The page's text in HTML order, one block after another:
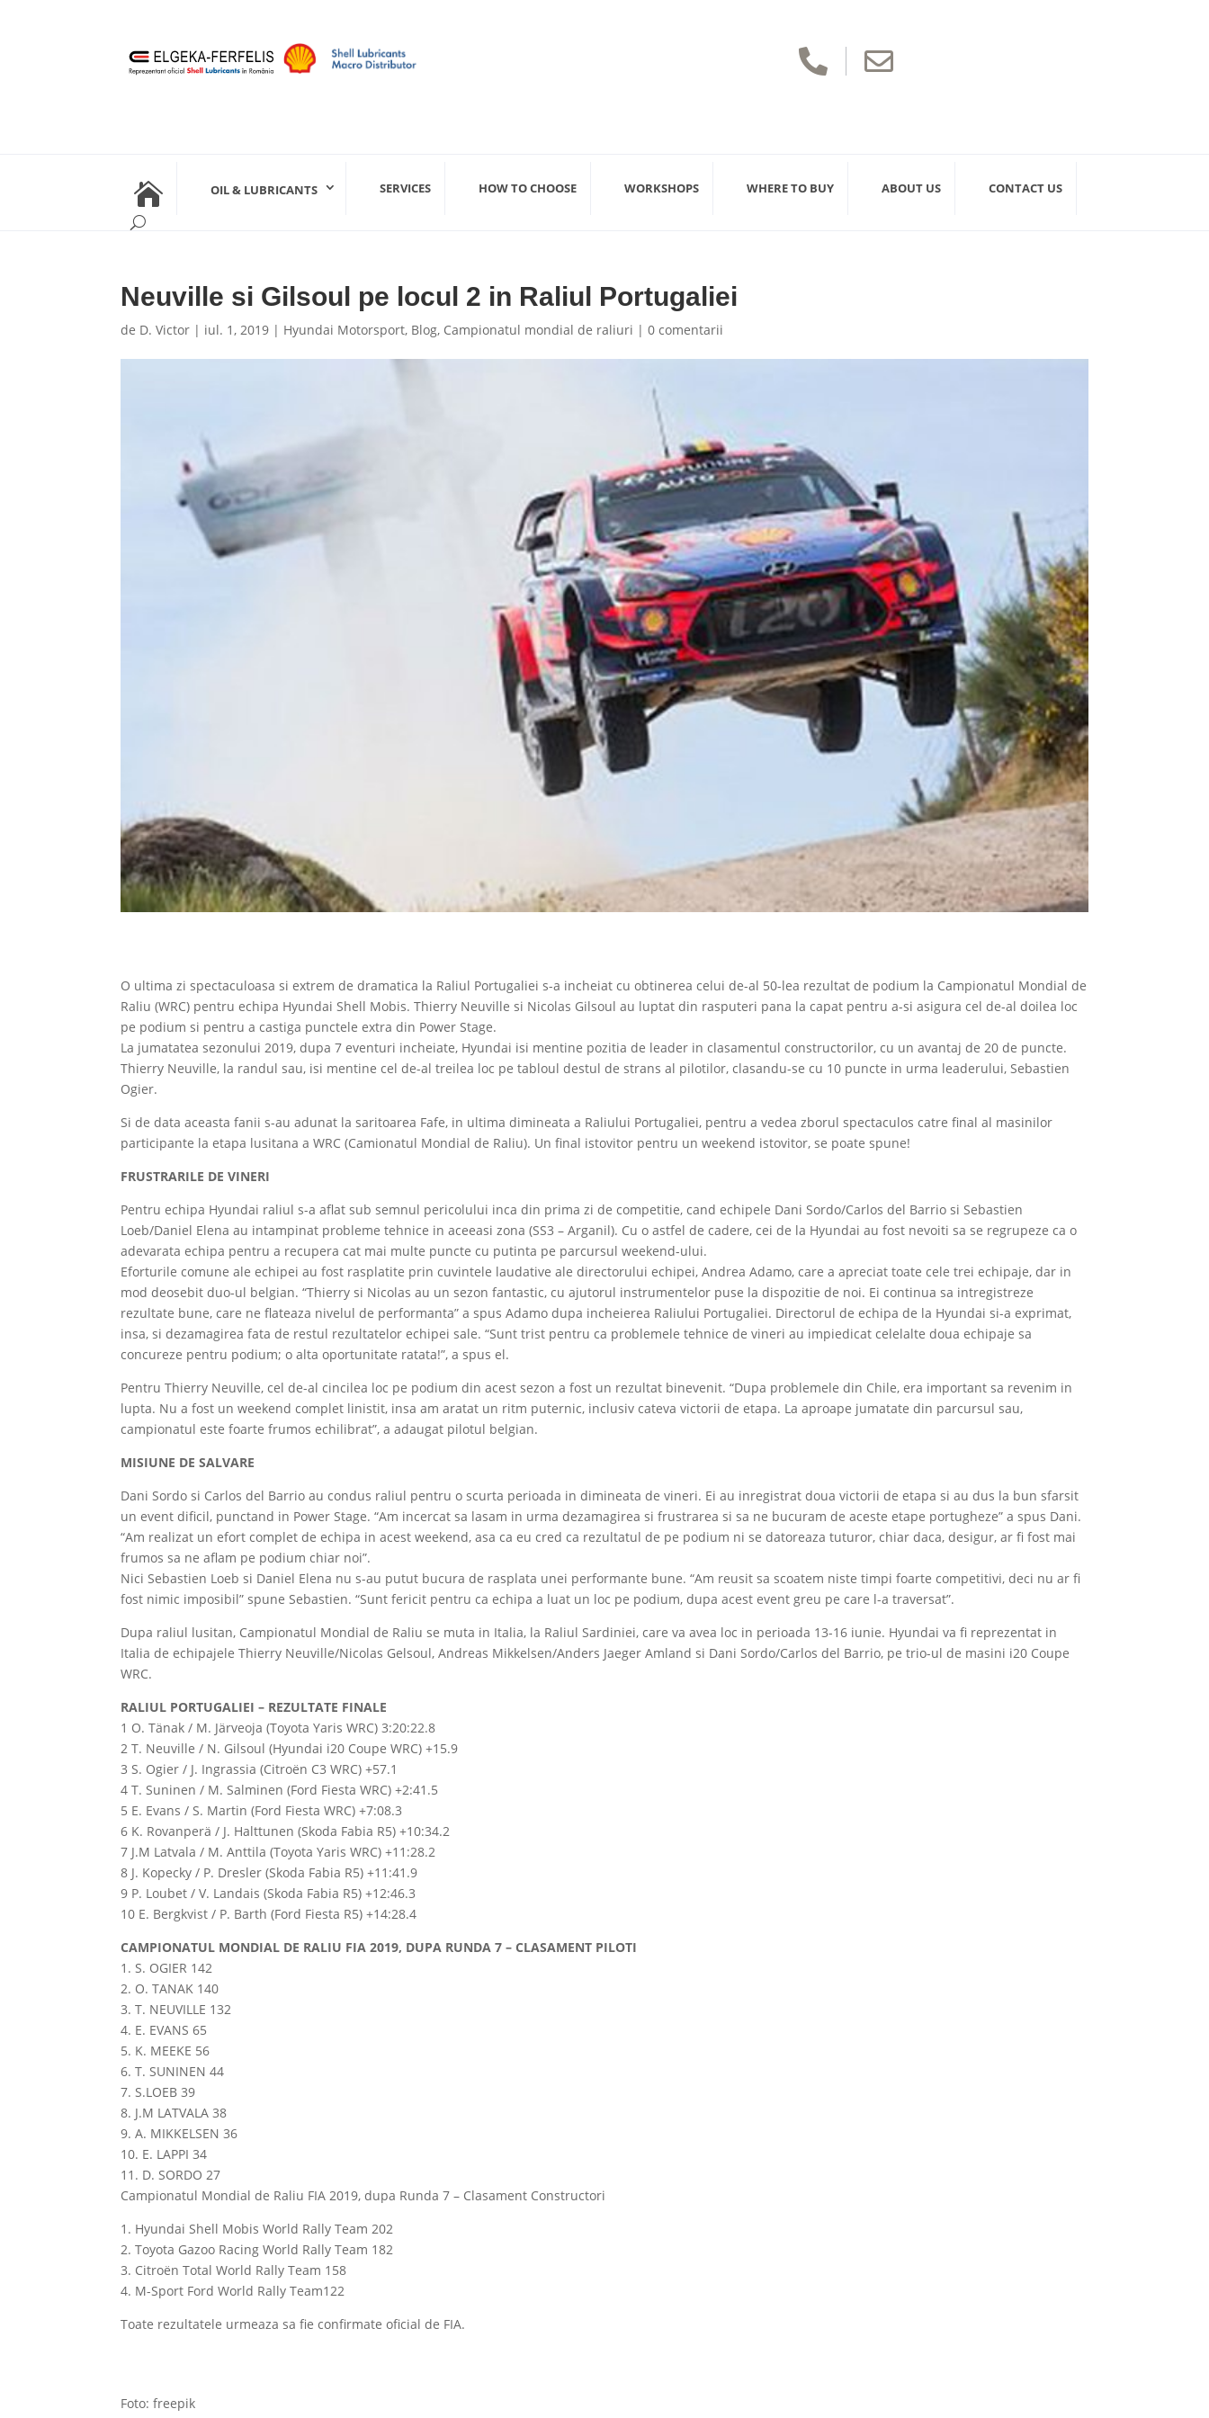
 
 OIL & LUBRICANTS SERVICES HOW TO CHOOSE WORKSHOPS WHERE TO BUY ABOUT US CONTACT US
Neuville si Gilsoul pe locul 2 in Raliul Portugaliei
de D. Victor | iul. 1, 2019 | Hyundai Motorsport, Blog, Campionatul mondial de raliuri |0 comentarii
O ultima zi spectaculoasa si extrem de dramatica la Raliul Portugaliei s-a incheiat cu obtinerea celui de-al 50-lea rezultat de podium la Campionatul Mondial de
Raliu (WRC) pentru echipa Hyundai Shell Mobis. Thierry Neuville si Nicolas Gilsoul au luptat din rasputeri pana la capat pentru a-si asigura cel de-al doilea loc
pe podium si pentru a castiga punctele extra din Power Stage.
La jumatatea sezonului 2019, dupa 7 eventuri incheiate, Hyundai isi mentine pozitia de leader in clasamentul constructorilor, cu un avantaj de 20 de puncte.
Thierry Neuville, la randul sau, isi mentine cel de-al treilea loc pe tabloul destul de strans al pilotilor, clasandu-se cu 10 puncte in urma leaderului, Sebastien
Ogier.
Si de data aceasta fanii s-au adunat la saritoarea Fafe, in ultima dimineata a Raliului Portugaliei, pentru a vedea zborul spectaculos catre final al masinilor
participante la etapa lusitana a WRC (Camionatul Mondial de Raliu). Un final istovitor pentru un weekend istovitor, se poate spune!
FRUSTRARILE DE VINERI
Pentru echipa Hyundai raliul s-a aflat sub semnul pericolului inca din prima zi de competitie, cand echipele Dani Sordo/Carlos del Barrio si Sebastien
Loeb/Daniel Elena au intampinat probleme tehnice in aceeasi zona (SS3 – Arganil). Cu o astfel de cadere, cei de la Hyundai au fost nevoiti sa se regrupeze ca o
adevarata echipa pentru a recupera cat mai multe puncte cu putinta pe parcursul weekend-ului.
Eforturile comune ale echipei au fost rasplatite prin cuvintele laudative ale directorului echipei, Andrea Adamo, care a apreciat toate cele trei echipaje, dar in
mod deosebit duo-ul belgian. “Thierry si Nicolas au un sezon fantastic, cu ajutorul instrumentelor puse la dispozitie de noi. Ei continua sa intregistreze
rezultate bune, care ne flateaza nivelul de performanta” a spus Adamo dupa incheierea Raliului Portugaliei. Directorul de echipa de la Hyundai si-a exprimat,
insa, si dezamagirea fata de restul rezultatelor echipei sale. “Sunt trist pentru ca problemele tehnice de vineri au impiedicat celelalte doua echipaje sa
concureze pentru podium; o alta oportunitate ratata!”, a spus el.
Pentru Thierry Neuville, cel de-al cincilea loc pe podium din acest sezon a fost un rezultat binevenit. “Dupa problemele din Chile, era important sa revenim in
lupta. Nu a fost un weekend complet linistit, insa am aratat un ritm puternic, inclusiv cateva victorii de etapa. La aproape jumatate din parcursul sau,
campionatul este foarte frumos echilibrat”, a adaugat pilotul belgian.
MISIUNE DE SALVARE
Dani Sordo si Carlos del Barrio au condus raliul pentru o scurta perioada in dimineata de vineri. Ei au inregistrat doua victorii de etapa si au dus la bun sfarsit
un event dificil, punctand in Power Stage. “Am incercat sa lasam in urma dezamagirea si frustrarea si sa ne bucuram de aceste etape portugheze” a spus Dani.
“Am realizat un efort complet de echipa in acest weekend, asa ca eu cred ca rezultatul de pe podium ni se datoreaza tuturor, chiar daca, desigur, ar fi fost mai
frumos sa ne aflam pe podium chiar noi”.
Nici Sebastien Loeb si Daniel Elena nu s-au putut bucura de rasplata unei performante bune. “Am reusit sa scoatem niste timpi foarte competitivi, deci nu ar fi
fost nimic imposibil” spune Sebastien. “Sunt fericit pentru ca echipa a luat un loc pe podium, dupa acest event greu pe care l-a traversat”.
Dupa raliul lusitan, Campionatul Mondial de Raliu se muta in Italia, la Raliul Sardiniei, care va avea loc in perioada 13-16 iunie. Hyundai va fi reprezentat in
Italia de echipajele Thierry Neuville/Nicolas Gelsoul, Andreas Mikkelsen/Anders Jaeger Amland si Dani Sordo/Carlos del Barrio, pe trio-ul de masini i20 Coupe
WRC.
RALIUL PORTUGALIEI – REZULTATE FINALE
1 O. Tänak / M. Järveoja (Toyota Yaris WRC) 3:20:22.8
2 T. Neuville / N. Gilsoul (Hyundai i20 Coupe WRC) +15.9
3 S. Ogier / J. Ingrassia (Citroën C3 WRC) +57.1
4 T. Suninen / M. Salminen (Ford Fiesta WRC) +2:41.5
5 E. Evans / S. Martin (Ford Fiesta WRC) +7:08.3
6 K. Rovanperä / J. Halttunen (Skoda Fabia R5) +10:34.2
7 J.M Latvala / M. Anttila (Toyota Yaris WRC) +11:28.2
8 J. Kopecky / P. Dresler (Skoda Fabia R5) +11:41.9
9 P. Loubet / V. Landais (Skoda Fabia R5) +12:46.3
10 E. Bergkvist / P. Barth (Ford Fiesta R5) +14:28.4
CAMPIONATUL MONDIAL DE RALIU FIA 2019, DUPA RUNDA 7 – CLASAMENT PILOTI
1. S. OGIER 142
2. O. TANAK 140
3. T. NEUVILLE 132
4. E. EVANS 65
5. K. MEEKE 56
6. T. SUNINEN 44
7. S.LOEB 39
8. J.M LATVALA 38
9. A. MIKKELSEN 36
10. E. LAPPI 34
11. D. SORDO 27
Campionatul Mondial de Raliu FIA 2019, dupa Runda 7 – Clasament Constructori
1. Hyundai Shell Mobis World Rally Team 202
2. Toyota Gazoo Racing World Rally Team 182
3. Citroën Total World Rally Team 158
4. M-Sport Ford World Rally Team122
Toate rezultatele urmeaza sa fie confirmate oficial de FIA.
Foto: freepik